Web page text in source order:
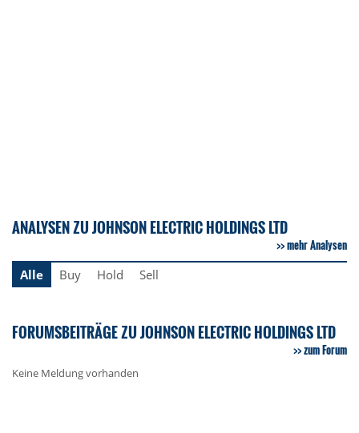
ANALYSEN ZU JOHNSON ELECTRIC HOLDINGS LTD
mehr Analysen
Alle
Buy Hold Sell
FORUMSBEITRÄGE ZU JOHNSON ELECTRIC HOLDINGS LTD
zum Forum
Keine Meldung vorhanden